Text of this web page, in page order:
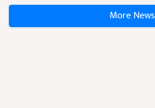
More News